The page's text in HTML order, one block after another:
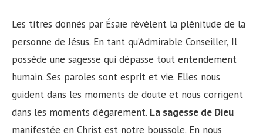
Les titres donnés par Ésaïe révèlent la plénitude de la
personne de Jésus. En tant qu’Admirable Conseiller, Il
possède une sagesse qui dépasse tout entendement
humain. Ses paroles sont esprit et vie. Elles nous
guident dans les moments de doute et nous corrigent
dans les moments d’égarement. La sagesse de Dieu
manifestée en Christ est notre boussole. En nous